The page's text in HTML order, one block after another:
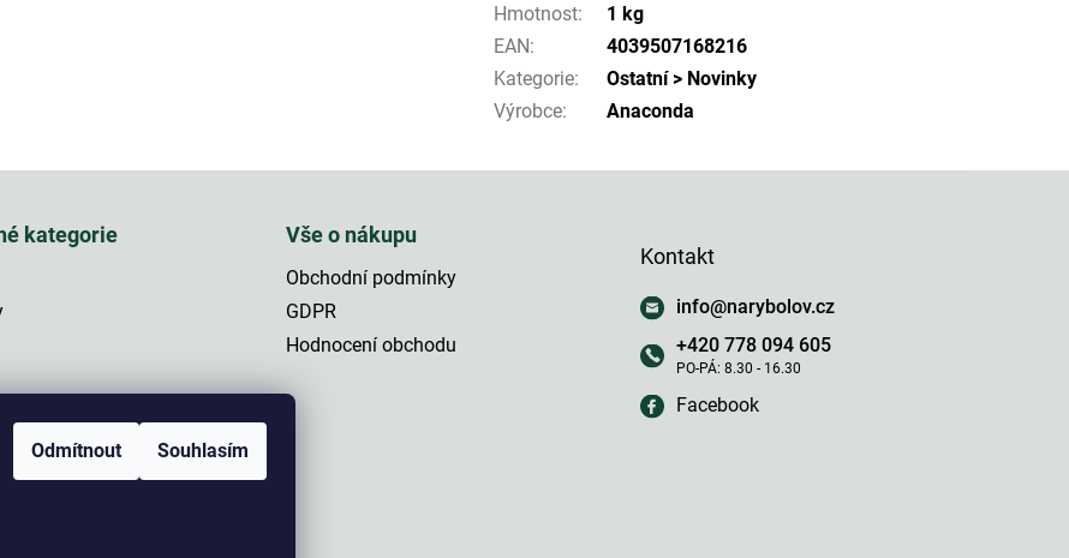
Odmítnout Souhlasím
Hmotnost:
1 kg
EAN:
4039507168216
Kategorie:
Ostatní > Novinky
Výrobce: Anaconda
kategorie Vše o nákupu
Obchodní podmínky
GDPR
Hodnocení obchodu
Kontakt
info@narybolov.cz
+420 778 094 605
Facebook